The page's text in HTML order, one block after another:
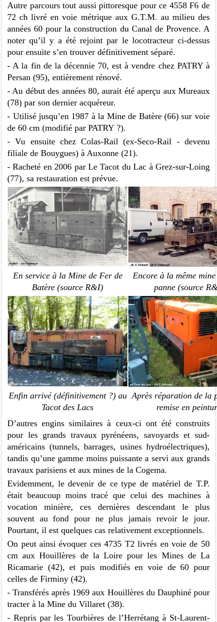
Autre parcours tout aussi pittoresque pour ce 4558 F6 de
72 ch livré en voie métrique aux G.T.M. au milieu des
années 60 pour la construction du Canal de Provence. A
noter qu’il y a été rejoint par le locotracteur ci-dessus
pour ensuite s’en trouver définitivement séparé.
- A la fin de la décennie 70, est à vendre chez PATRY à
Persan (95), entièrement rénové.
- Au début des années 80, aurait été aperçu aux Mureaux
(78) par son dernier acquéreur.
- Utilisé jusqu’en 1987 à la Mine de Batère (66) sur voie
de 60 cm (modifié par PATRY ?).
- Vu ensuite chez Colas-Rail (ex-Seco-Rail - devenu
filiale de Bouygues) à Auxonne (21).
- Racheté en 2006 par Le Tacot du Lac à Grez-sur-Loing
(77), sa restauration est prévue.
En service à la Mine de Fer de
Batère (source R&I)
Encore à la même
panne (source
Enfin arrivé (définitivement ?) au
Tacot des Lacs
Après réparation de la
remise en
D’autres engins similaires à ceux-ci ont été construits
pour les grands travaux pyrénéens, savoyards et sud-
américains (tunnels, barrages, usines hydroélectriques),
tandis qu’une gamme moins puissante a servi aux grands
travaux parisiens et aux mines de la Cogema.
Evidemment, le devenir de ce type de matériel de T.P.
était beaucoup moins tracé que celui des machines à
vocation minière, ces dernières descendant le plus
souvent au fond pour ne plus jamais revoir le jour.
Pourtant, il est quelques cas relativement exceptionnels.
On peut ainsi évoquer ces 4735 T2 livrés en voie de 50
cm aux Houillères de la Loire pour les Mines de La
Ricamarie (42), et puis modifiés en voie de 60 pour
celles de Firminy (42).
- Transférés après 1969 aux Houillères du Dauphiné pour
tracter à la Mine du Villaret (38).
- Repris par les Tourbières de l’Herrétang à St-Laurent-